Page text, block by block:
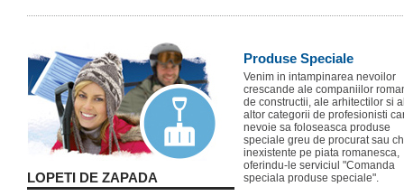
LOPETI DE ZAPADA
Produse Speciale
Venim in intampinarea nevoilor
crescande ale companiilor
de constructii, ale arhitectilor si
altor categorii de profesionisti
nevoie sa foloseasca produse
speciale greu de procurat sau
inexistente pe piata romanesca,
oferindu-le serviciul "Comanda
speciala produse speciale".